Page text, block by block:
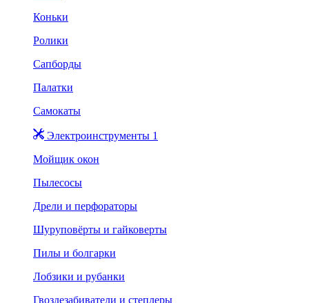
Коньки
Ролики
Сапборды
Палатки
Самокаты
Электроинструменты 1
Мойщик окон
Пылесосы
Дрели и перфораторы
Шуруповёрты и гайковерты
Пилы и болгарки
Лобзики и рубанки
Гвоздезабиватели и степлеры